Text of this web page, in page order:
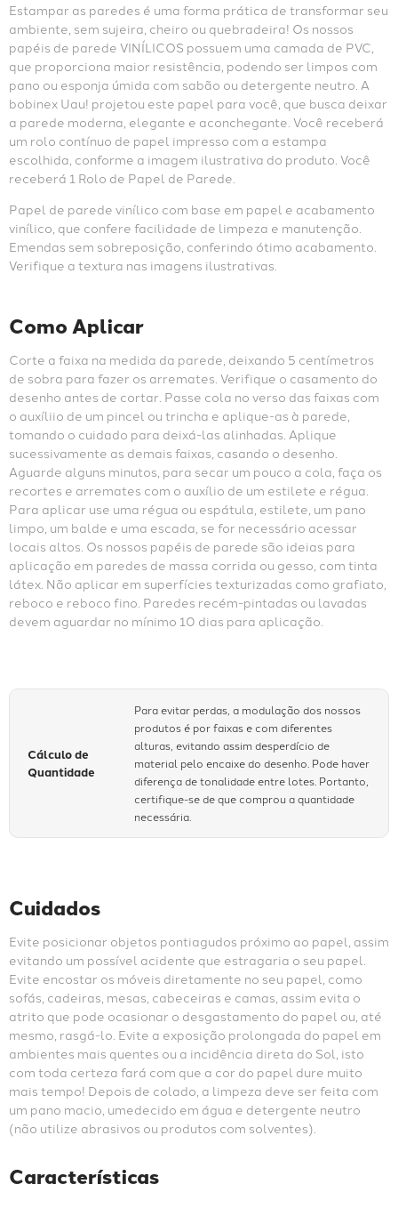
Estampar as paredes é uma forma prática de transformar seu
ambiente, sem sujeira, cheiro ou quebradeira! Os nossos
papéis de parede VINÍLICOS possuem uma camada de PVC,
que proporciona maior resistência, podendo ser limpos com
pano ou esponja úmida com sabão ou detergente neutro. A
bobinex Uau! projetou este papel para você, que busca deixar
a parede moderna, elegante e aconchegante. Você receberá
um rolo contínuo de papel impresso com a estampa
escolhida, conforme a imagem ilustrativa do produto. Você
receberá 1 Rolo de Papel de Parede.
Papel de parede vinílico com base em papel e acabamento
vinílico, que confere facilidade de limpeza e manutenção.
Emendas sem sobreposição, conferindo ótimo acabamento.
Verifique a textura nas imagens ilustrativas.
Como Aplicar
Corte a faixa na medida da parede, deixando 5 centímetros
de sobra para fazer os arremates. Verifique o casamento do
desenho antes de cortar. Passe cola no verso das faixas com
o auxíliio de um pincel ou trincha e aplique-as à parede,
tomando o cuidado para deixá-las alinhadas. Aplique
sucessivamente as demais faixas, casando o desenho.
Aguarde alguns minutos, para secar um pouco a cola, faça os
recortes e arremates com o auxílio de um estilete e régua.
Para aplicar use uma régua ou espátula, estilete, um pano
limpo, um balde e uma escada, se for necessário acessar
locais altos. Os nossos papéis de parede são ideias para
aplicação em paredes de massa corrida ou gesso, com tinta
látex. Não aplicar em superfícies texturizadas como grafiato,
reboco e reboco fino. Paredes recém-pintadas ou lavadas
devem aguardar no mínimo 10 dias para aplicação.
Cálculo de
Quantidade
Para evitar perdas, a modulação dos nossos
produtos é por faixas e com diferentes
alturas, evitando assim desperdício de
material pelo encaixe do desenho. Pode haver
diferença de tonalidade entre lotes. Portanto,
certifique-se de que comprou a quantidade
necessária.
Cuidados
Evite posicionar objetos pontiagudos próximo ao papel, assim
evitando um possível acidente que estragaria o seu papel.
Evite encostar os móveis diretamente no seu papel, como
sofás, cadeiras, mesas, cabeceiras e camas, assim evita o
atrito que pode ocasionar o desgastamento do papel ou, até
mesmo, rasgá-lo. Evite a exposição prolongada do papel em
ambientes mais quentes ou a incidência direta do Sol, isto
com toda certeza fará com que a cor do papel dure muito
mais tempo! Depois de colado, a limpeza deve ser feita com
um pano macio, umedecido em água e detergente neutro
(não utilize abrasivos ou produtos com solventes).
Características